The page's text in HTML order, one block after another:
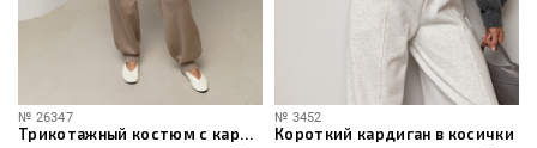
№ 26347
Трикотажный костюм с кардиганом, топом и брюками
№ 3452
Короткий кардиган в косички